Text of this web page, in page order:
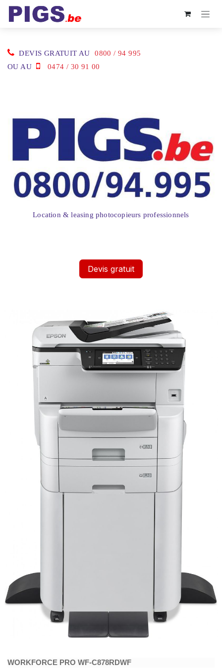
Se rendre au contenu
DEVIS GRATUIT AU
0800 / 94 995
OU AU
0474 / 30 91 00
Location & leasing photocopieurs professionnels
Devis gratuit
WORKFORCE PRO WF-C878RDWF